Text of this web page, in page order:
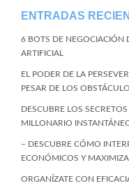
ENTRADAS
6 BOTS DE NEGOCIACIÓN
ARTIFICIAL
EL PODER DE LA
PESAR DE LOS
DESCUBRE LOS
MILLONARIO
– DESCUBRE CÓMO
ECONÓMICOS Y
ORGANÍZATE CON